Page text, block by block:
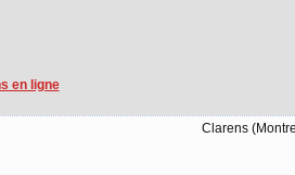
en ligne
Clarens